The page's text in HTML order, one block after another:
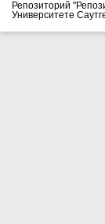
Репозиторий
Университете